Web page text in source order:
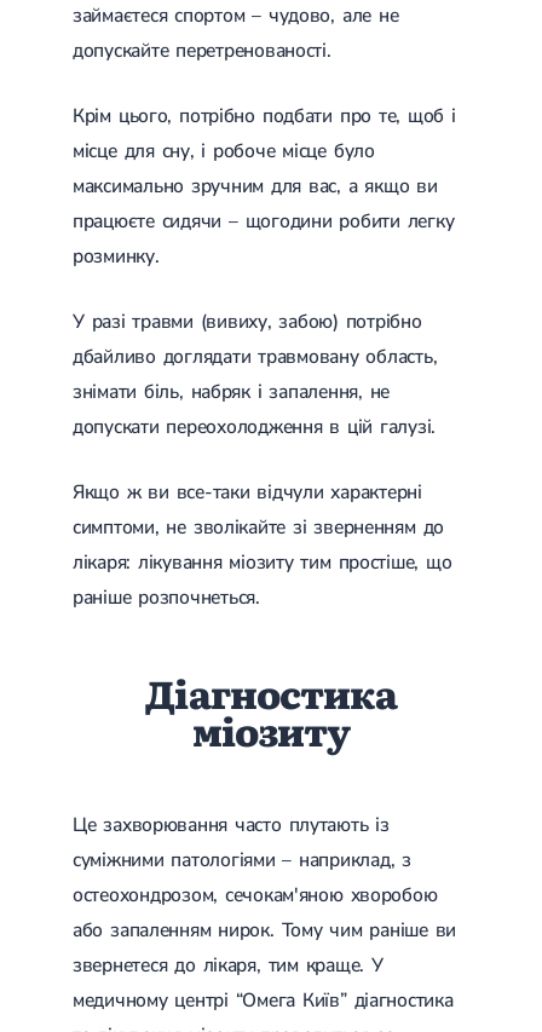
займаєтеся спортом – чудово, але не
допускайте перетренованості.
Крім цього, потрібно подбати про те, щоб і
місце для сну, і робоче місце було
максимально зручним для вас, а якщо ви
працюєте сидячи – щогодини робити легку
розминку.
У разі травми (вивиху, забою) потрібно
дбайливо доглядати травмовану область,
знімати біль, набряк і запалення, не
допускати переохолодження в цій галузі.
Якщо ж ви все-таки відчули характерні
симптоми, не зволікайте зі зверненням до
лікаря: лікування міозиту тим простіше, що
раніше розпочнеться.
Діагностика
міозиту
Це захворювання часто плутають із
суміжними патологіями – наприклад, з
остеохондрозом, сечокам'яною хворобою
або запаленням нирок. Тому чим раніше ви
звернетеся до лікаря, тим краще. У
медичному центрі “Омега Київ” діагностика